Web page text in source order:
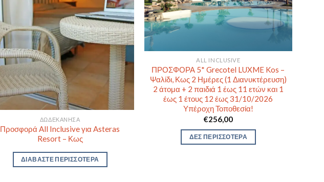
ΔΩΔΕΚΆΝΗΣΑ
Προσφορά All Inclusive για Asteras
Resort – Κως
ΔΙΑΒΆΣΤΕ ΠΕΡΙΣΣΌΤΕΡΑ
ALL INCLUSIVE
ΠΡΟΣΦΟΡΑ 5* Grecotel LUXME Kos –
Ψαλίδι, Κως 2 Ημέρες (1 Διανυκτέρευση)
2 άτομα + 2 παιδιά 1 έως 11 ετών και 1
έως 1 έτους 12 έως 31/10/2026
Υπέροχη Τοποθεσία!
€256,00
ΔΕΣ ΠΕΡΙΣΣΟΤΕΡΑ